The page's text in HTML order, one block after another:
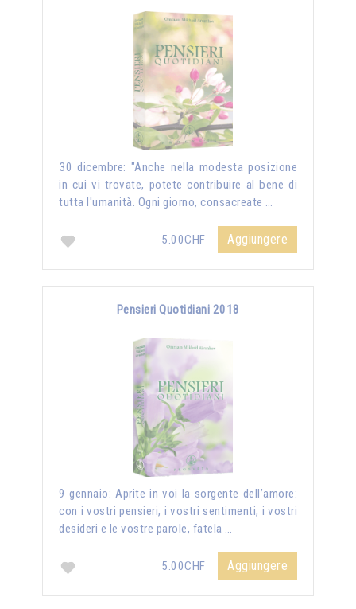
30 dicembre: "Anche nella modesta posizione
in cui vi trovate, potete contribuire al bene di
tutta l'umanità. Ogni giorno, consacreate …
5.00CHF Aggiungere
Pensieri Quotidiani 2018
9 gennaio: Aprite in voi la sorgente dell’amore:
con i vostri pensieri, i vostri sentimenti, i vostri
desideri e le vostre parole, fatela …
5.00CHF Aggiungere